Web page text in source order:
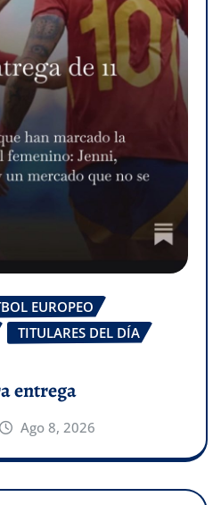
EUROPEO
TITULARES DEL DÍA
entrega
Ago 8, 2026